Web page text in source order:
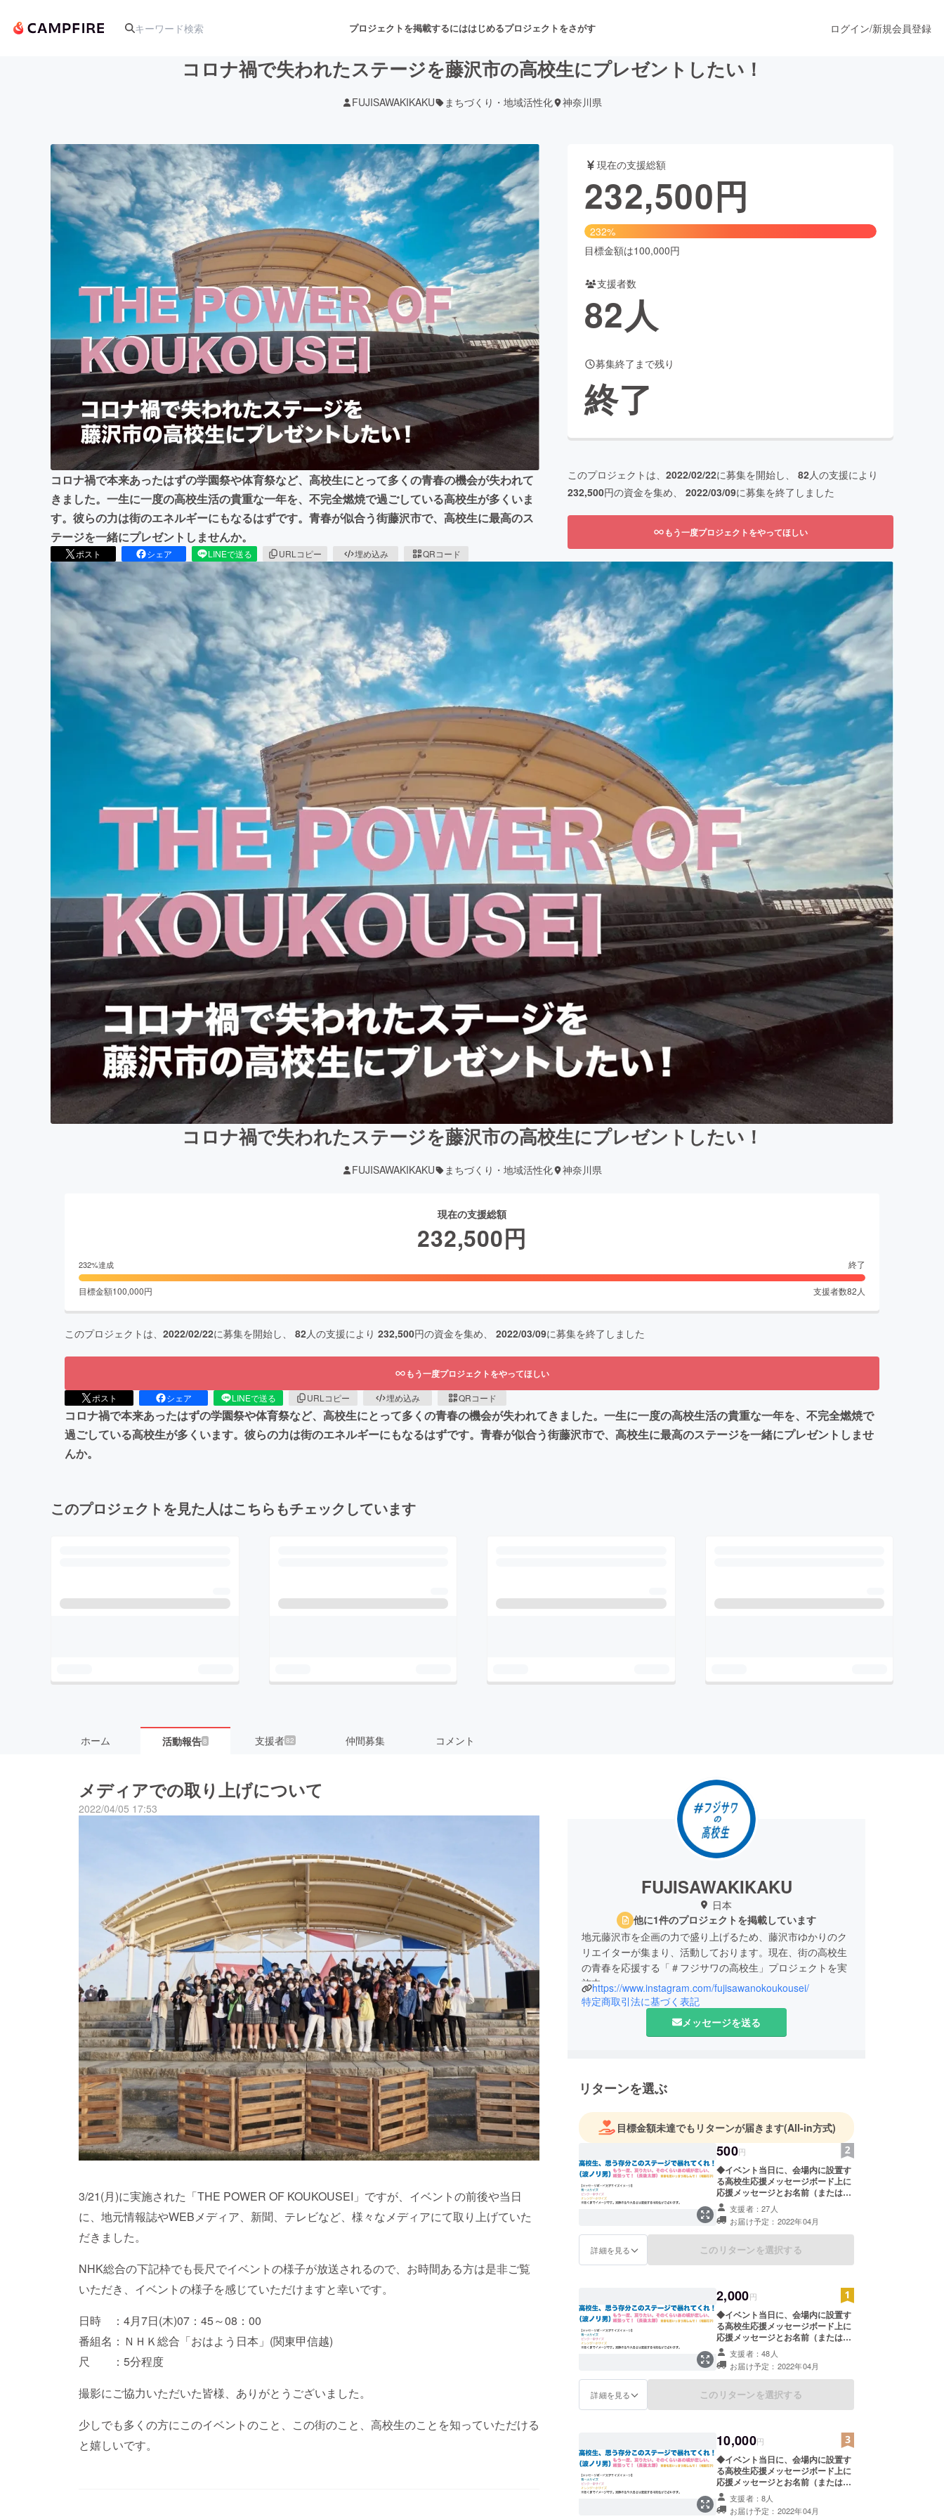
プロジェクトを掲載するにははじめるプロジェクトをさがす
アート・写真 音楽 舞台・パフォーマンス
テクノロジー・ガジェット ゲーム・サービス開発 フード・飲食店 ファッション
映像・映画 書籍・雑誌出版 アニメ・漫画
ビジネス・起業 チャレンジ ビューティー・ヘルスケア
まちづくり・地域活性化
CAMPFIRE for Social GoodCAMPFIRE Creation
CAMPFIREふるさと納税machi-ya コミュニティ
ログイン/新規会員登録
コロナ禍で失われたステージを藤沢市の高校生にプレゼントしたい！
FUJISAWAKIKAKU まちづくり・地域活性化 神奈川県
コロナ禍で本来あったはずの学園祭や体育祭など、高校生にとって多くの青春の機会が失われて
きました。一生に一度の高校生活の貴重な一年を、不完全燃焼で過ごしている高校生が多くいま
す。彼らの力は街のエネルギーにもなるはずです。青春が似合う街藤沢市で、高校生に最高のス
テージを一緒にプレゼントしませんか。
ポスト シェア LINEで送る URLコピー 埋め込み QRコード
現在の支援総額
232,500円
232%
目標金額は100,000円
支援者数
82人
募集終了まで残り
終了
このプロジェクトは、 2022/02/22に募集を開始し、 82人の支援により
232,500円の資金を集め、 2022/03/09に募集を終了しました
もう一度プロジェクトをやってほしい
コロナ禍で失われたステージを藤沢市の高校生にプレゼントしたい！
FUJISAWAKIKAKU まちづくり・地域活性化 神奈川県
現在の支援総額
232,500円
232%達成 終了
目標金額100,000円 支援者数82 人
このプロジェクトは、 2022/02/22に募集を開始し、 82人の支援により 232,500円の資金を集め、 2022/03/09に募集を終了しました
もう一度プロジェクトをやってほしい
ポスト シェア LINEで送る URLコピー 埋め込み QRコード
コロナ禍で本来あったはずの学園祭や体育祭など、高校生にとって多くの青春の機会が失われてきました。一生に一度の高校生活の貴重な一年を、不完全燃焼で
過ごしている高校生が多くいます。彼らの力は街のエネルギーにもなるはずです。青春が似合う街藤沢市で、高校生に最高のステージを一緒にプレゼントしませ
んか。
このプロジェクトを見た人はこちらもチェックしています
ホーム 活動報告8 支援者82 仲間募集 コメント
メディアでの取り上げについて
2022/04/05 17:53
3/21(月)に実施された「THE POWER OF KOUKOUSEI」ですが、イベントの前後や当日
に、地元情報誌やWEBメディア、新聞、テレビなど、様々なメディアにて取り上げていた
だきました。
NHK総合の下記枠でも長尺でイベントの様子が放送されるので、お時間ある方は是非ご覧
いただき、イベントの様子を感じていただけますと幸いです。
日時 ：4月7日(木)07：45～08：00
番組名：ＮＨＫ総合「おはよう日本」(関東甲信越)
尺 ：5分程度
撮影にご協力いただいた皆様、ありがとうございました。
少しでも多くの方にこのイベントのこと、この街のこと、高校生のことを知っていただける
と嬉しいです。
FUJISAWAKIKAKU
日本
他に1件のプロジェクトを掲載しています
地元藤沢市を企画の力で盛り上げるため、藤沢市ゆかりのク
リエイターが集まり、活動しております。現在、街の高校生
の青春を応援する「＃フジサワの高校生」プロジェクトを実
施中。https://www.instagram.com/fujisawanokoukousei/
特定商取引法に基づく表記
メッセージを送る
リターンを選ぶ
目標金額未達でもリターンが届きます(All-in方式)
500円
◆イベント当日に、会場内に設置す
る高校生応援メッセージボード上に
応援メッセージとお名前（または
ニックネーム）を【小サイズ】にて
記載。 例）「高校生、思う存分この
ステージで暴れてくれ！（波ノリ
男）」 ※高校生へのメッセージと記
載希望のお名前を備考欄に記載お願
など）が変更する可能性がございま
す。 ◆3/21のイベント事後に主催者
&高校生からのお礼メッセージと、
当日の様子をまとめた動画や画像を
送らせていただきます。
支援者：27人
お届け予定：2022年04月
詳細を見る このリターンを選択する
2,000円
◆イベント当日に、会場内に設置す
る高校生応援メッセージボード上に
応援メッセージとお名前（または
ニックネーム）を【中サイズ】にて
記載。 例）「高校生、思う存分この
ステージで暴れてくれ！（波ノリ
男）」 ※高校生へのメッセージと記
載希望のお名前を備考欄に記載お願
など）が変更する可能性がございま
す。 ◆3/21のイベント事後に主催者
&高校生からのお礼メッセージと、
当日の様子をまとめた動画や画像を
送らせていただきます。
支援者：48人
お届け予定：2022年04月
詳細を見る このリターンを選択する
10,000円
◆イベント当日に、会場内に設置す
る高校生応援メッセージボード上に
応援メッセージとお名前（または
ニックネーム）を【大サイズ】にて
記載。 例）「高校生、思う存分この
ステージで暴れてくれ！（波ノリ
支援者：8人
お届け予定：2022年04月